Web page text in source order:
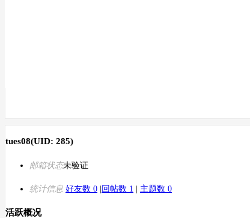
tues08(UID: 285)
邮箱状态未验证
统计信息 好友数 0 回帖数 1 主题数 0
活跃概况